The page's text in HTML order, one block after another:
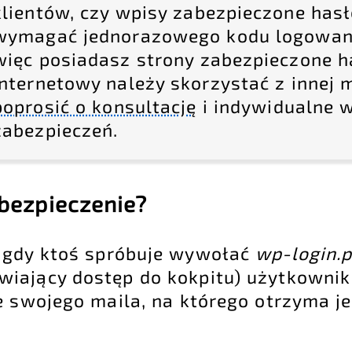
czy wpisy zabezpieczone
jednorazowego kodu
posiadasz strony zabezpieczone
należy skorzystać z innej
o konsultację i indywidualne
ktoś spróbuje wywołać wp-
dostęp do kokpitu)
swojego maila, na którego otrzyma